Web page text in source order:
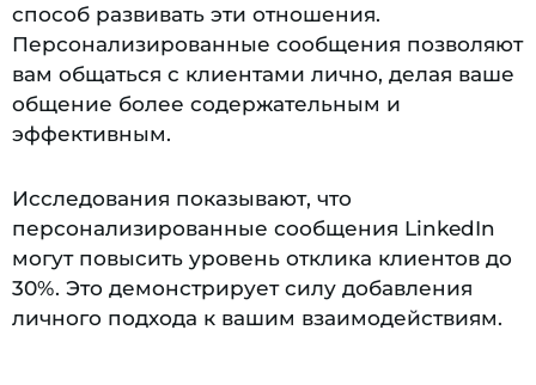
способ развивать эти отношения.
Персонализированные сообщения позволяют
вам общаться с клиентами лично, делая ваше
общение более содержательным и
эффективным.
Исследования показывают, что
персонализированные сообщения LinkedIn
могут повысить уровень отклика клиентов до
30%. Это демонстрирует силу добавления
личного подхода к вашим взаимодействиям.